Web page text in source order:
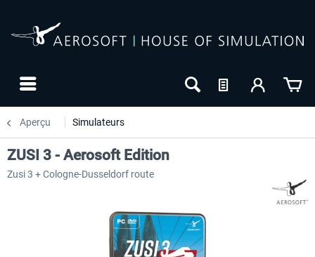
Aperçu Simulateurs
ZUSI 3 - Aerosoft Edition
Zusi 3 + Cologne-Dusseldorf route